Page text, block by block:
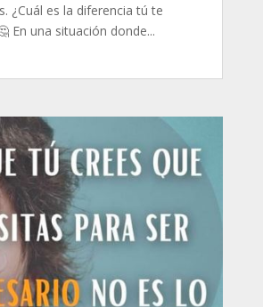
¿Cuál es la diferencia tú te
En una situación donde...